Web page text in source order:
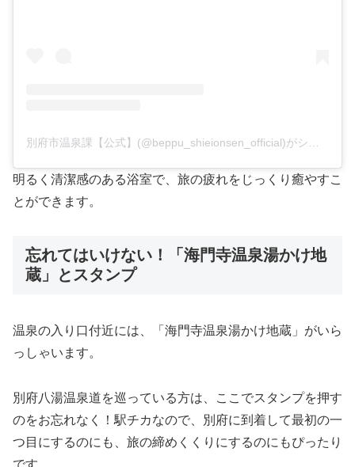
明るく清潔感のある浴室で、旅の疲れをじっくり癒やすこ
とができます。
忘れてはいけない！「海門寺温泉湯かけ地
蔵」とスタンプ
温泉の入り口付近には、「海門寺温泉湯かけ地蔵」がいら
っしゃいます。
別府八湯温泉道を巡っている方は、ここでスタンプを押す
のをお忘れなく！駅チカなので、別府に到着して最初の一
つ目にするのにも、旅の締めくくりにするのにもぴったり
です。